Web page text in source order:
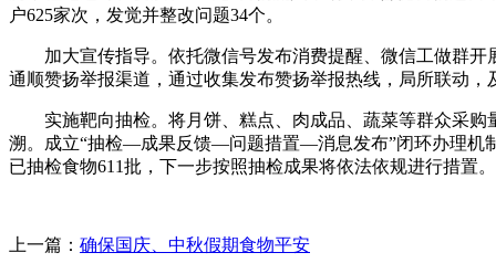
户625家次，发觉并整改问题34个。
加大宣传指导。依托微信号发布消费提醒、微信工做群开
通顺赞扬举报渠道，通过收集发布赞扬举报热线，局所联动
实施靶向抽检。将月饼、糕点、肉成品、蔬菜等群众采购
溯。成立“抽检—成果反馈—问题措置—消息发布”闭环办理机
已抽检食物611批，下一步按照抽检成果将依法依规进行措置。
上一篇： 确保国庆、中秋假期食物平安